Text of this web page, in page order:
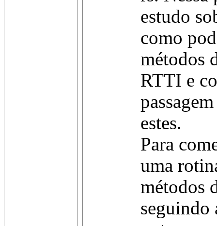
estudo
como
métodos
RTTI e
estes.
Para
uma
métodos
seguindo